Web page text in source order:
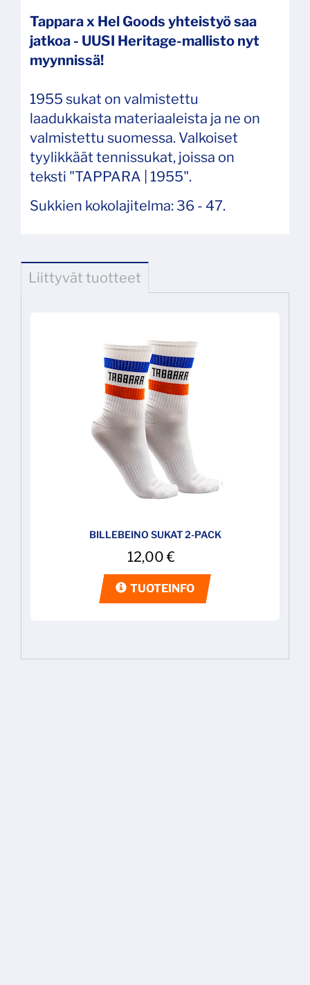
Tappara x Hel Goods yhteistyö saa
jatkoa - UUSI Heritage-mallisto nyt
myynnissä!
1955 sukat on valmistettu
laadukkaista materiaaleista ja ne on
valmistettu suomessa. Valkoiset
tyylikkäät tennissukat, joissa on
teksti "TAPPARA | 1955".
Sukkien kokolajitelma: 36 - 47.
Liittyvät tuotteet
BILLEBEINO SUKAT 2-PACK
12,00€
TUOTEINFO